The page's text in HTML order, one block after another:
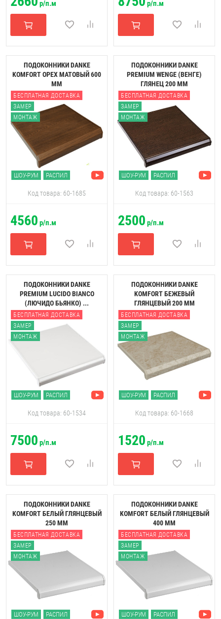
р/п.м р/п.м
ПОДОКОННИКИ DANKE
KOMFORT ОРЕХ МАТОВЫЙ 600
ММ
БЕСПЛАТНАЯ ДОСТАВКА
ЗАМЕР
МОНТАЖ
ШОУ-РУМ РАСПИЛ
Код товара: 60-1685
4560 р/п.м
ПОДОКОННИКИ DANKE
PREMIUM WENGE (ВЕНГЕ)
ГЛЯНЕЦ 200 ММ
БЕСПЛАТНАЯ ДОСТАВКА
ЗАМЕР
МОНТАЖ
ШОУ-РУМ РАСПИЛ
Код товара: 60-1563
2500 р/п.м
ПОДОКОННИКИ DANKE
PREMIUM LUCIDO BIANCO
(ЛЮЧИДО БЬЯНКО) ...
БЕСПЛАТНАЯ ДОСТАВКА
ЗАМЕР
МОНТАЖ
ШОУ-РУМ РАСПИЛ
Код товара: 60-1534
7500 р/п.м
ПОДОКОННИКИ DANKE
KOMFORT БЕЖЕВЫЙ
ГЛЯНЦЕВЫЙ 200 ММ
БЕСПЛАТНАЯ ДОСТАВКА
ЗАМЕР
МОНТАЖ
ШОУ-РУМ РАСПИЛ
Код товара: 60-1668
1520 р/п.м
ПОДОКОННИКИ DANKE
KOMFORT БЕЛЫЙ ГЛЯНЦЕВЫЙ
250 ММ
БЕСПЛАТНАЯ ДОСТАВКА
ЗАМЕР
МОНТАЖ
ШОУ-РУМ РАСПИЛ
ПОДОКОННИКИ DANKE
KOMFORT БЕЛЫЙ ГЛЯНЦЕВЫЙ
400 ММ
БЕСПЛАТНАЯ ДОСТАВКА
ЗАМЕР
МОНТАЖ
ШОУ-РУМ РАСПИЛ